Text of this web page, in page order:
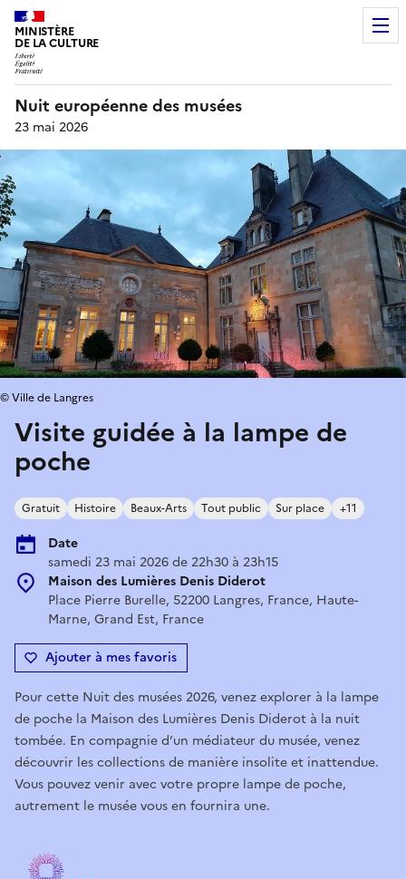
MINISTÈRE
DE LA CULTURE
Nuit européenne des musées
23 mai 2026
Visite guidée à la lampe de
poche
Gratuit Histoire Beaux-Arts Tout public Sur place +11
Date
samedi 23 mai 2026 de 22h30 à 23h15
Maison des Lumières Denis Diderot
Place Pierre Burelle, 52200 Langres, France, Haute-
Marne, Grand Est, France
Ajouter à mes favoris
© Ville de Langres
Pour cette Nuit des musées 2026, venez explorer à la lampe
de poche la Maison des Lumières Denis Diderot à la nuit
tombée. En compagnie d’un médiateur du musée, venez
découvrir les collections de manière insolite et inattendue.
Vous pouvez venir avec votre propre lampe de poche,
autrement le musée vous en fournira une.